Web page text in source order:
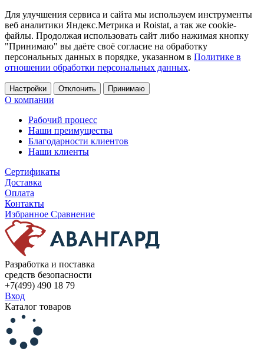
Для улучшения сервиса и сайта мы используем инструменты
веб аналитики Яндекс.Метрика и Roistat, а так же cookie-
файлы. Продолжая использовать сайт либо нажимая кнопку
"Принимаю" вы даёте своё согласие на обработку
персональных данных в порядке, указанном в Политике в
отношении обработки персональных данных.
Настройки Отклонить Принимаю
О компании
Рабочий процесс
Наши преимущества
Благодарности клиентов
Наши клиенты
Сертификаты
Доставка
Оплата
Контакты
Избранное Сравнение
Разработка и поставка
средств безопасности
+7(499) 490 18 79
Вход
Каталог товаров